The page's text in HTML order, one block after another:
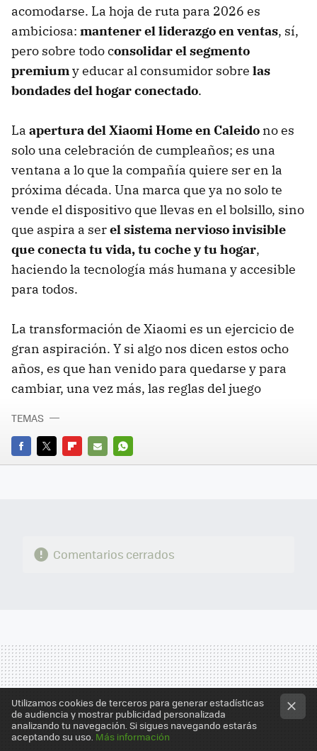
acomodarse. La hoja de ruta para 2026 es
ambiciosa: mantener el liderazgo en ventas, sí,
pero sobre todo consolidar el segmento
premiumy educar al consumidor sobre las
bondades del hogar conectado.
La apertura del Xiaomi Home en Caleido no es
solo una celebración de cumpleaños; es una
ventana a lo que la compañía quiere ser en la
próxima década. Una marca que ya no solo te
vende el dispositivo que llevas en el bolsillo, sino
que aspira a serel sistema nervioso invisible
que conecta tu vida, tu coche y tu hogar,
haciendo la tecnología más humana y accesible
para todos.
La transformación de Xiaomi es un ejercicio de
gran aspiración. Y si algo nos dicen estos ocho
años, es que han venido para quedarse y para
cambiar, una vez más, las reglas del juego
FACEBOOK
TWITTERFLIPBOARD
E-
WHATSAPP
TEMAS
Comentarios cerrados
Utilizamos cookies de terceros para generar estadísticas
de audiencia y mostrar publicidad personalizada
analizando tu navegación. Si sigues navegando estarás
aceptando su uso. Más información